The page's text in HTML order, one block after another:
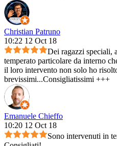
Christian Patruno
10:22 12 Oct 18
Dei ragazzi speciali,
temperato particolare da interno
il loro intervento non solo ho
brevissimi...Consigliatissimi +++
Emanuele Chieffo
10:20 12 Oct 18
Sono intervenuti in